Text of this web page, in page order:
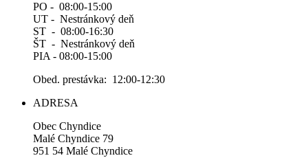
PO - 08:00-15:00
UT - Nestránkový deň
ST - 08:00-16:30
ŠT - Nestránkový deň
PIA - 08:00-15:00
Obed. prestávka: 12:00-12:30
ADRESA
Obec Chyndice
Malé Chyndice 79
951 54 Malé Chyndice